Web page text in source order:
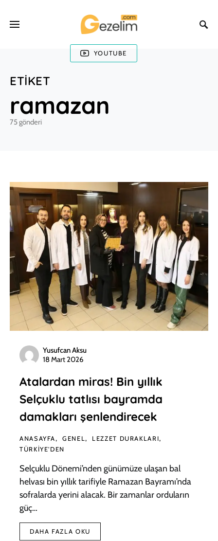
YOUTUBE
ETIKET
ramazan
75 gönderi
Yusufcan Aksu
18 Mart 2026
Atalardan miras! Bin yıllık
Selçuklu tatlısı bayramda
damakları şenlendirecek
ANASAYFA GENEL
LEZZET DURAKLARI
TÜRKIYE'DEN
Selçuklu Dönemi’nden günümüze ulaşan bal
helvası bin yıllık tarifiyle Ramazan Bayramı’nda
sofralarda yerini alacak. Bir zamanlar orduların
güç…
DAHA FAZLA OKU